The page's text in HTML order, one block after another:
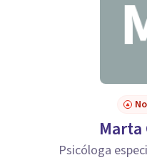
Psicóloga